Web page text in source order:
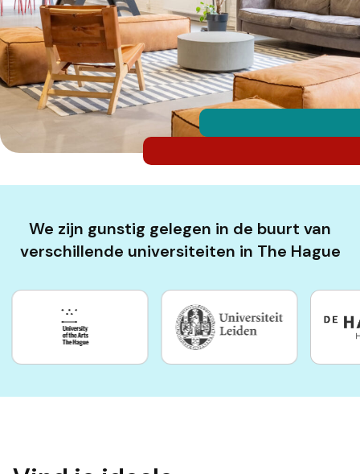
We zijn gunstig gelegen in de buurt van
verschillende universiteiten in The Hague